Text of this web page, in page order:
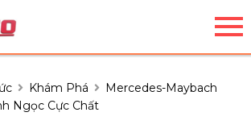
Khám Phá
Mercedes-Maybach
Ngọc Cực Chất